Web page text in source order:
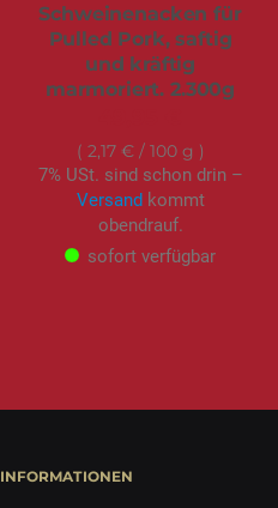
Schweinenacken für
Pulled Pork, saftig
und kräftig
marmoriert. 2.300g
2,17 €/ 100 g
7% USt. sind schon drin –
Versandkommt
obendrauf.
sofort verfügbar
INFORMATIONEN